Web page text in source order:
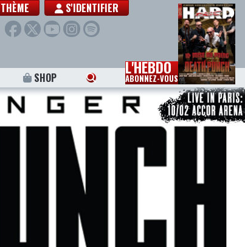
THÈME S'IDENTIFIER
SHOP L'HEBDO
ABONNEZ-VOUS